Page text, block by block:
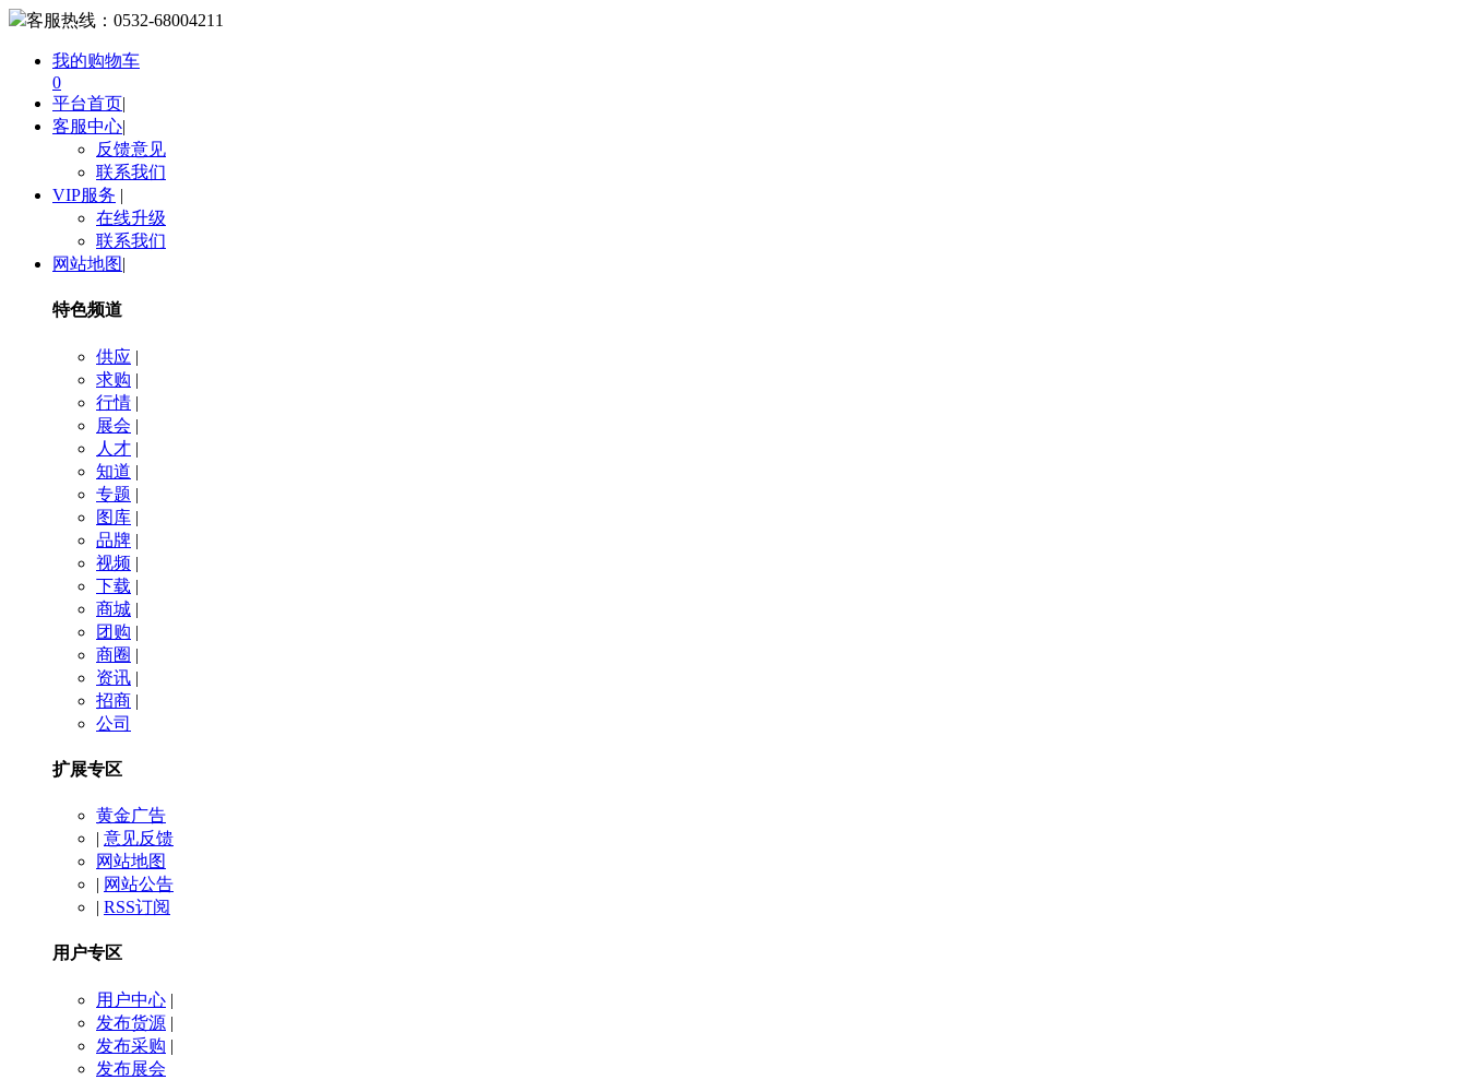
客服热线： 0532-68004211
我的购物车
0
平台首页|
客服中心|
反馈意见
联系我们
VIP服务 |
在线升级
联系我们
网站地图|
特色频道
供应 |
求购 |
行情 |
展会 |
人才 |
知道 |
专题 |
图库 |
品牌 |
视频 |
下载 |
商城 |
团购 |
商圈 |
资讯 |
招商 |
公司
扩展专区
黄金广告
| 意见反馈
网站地图
| 网站公告
| RSS订阅
用户专区
用户中心 |
发布货源 |
发布采购 |
发布展会